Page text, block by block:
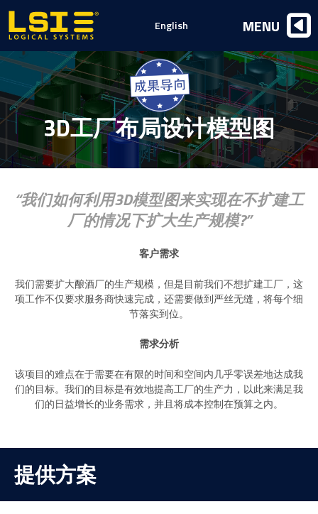
3D工厂布局设计模型图
我们如何利用3D模型图来实现在不扩建工
厂的情况下扩大生产规模?
客户需求
我们需要扩大酿酒厂的生产规模，但是目前我们不想扩建工厂，这
项工作不仅要求服务商快速完成，还需要做到严丝无缝，将每个细
节落实到位。
需求分析
该项目的难点在于需要在有限的时间和空间内几乎零误差地达成我
们的目标。我们的目标是有效地提高工厂的生产力，以此来满足我
们的日益增长的业务需求，并且将成本控制在预算之内。
提供方案
Logical
Systems,
Inc
English MENU